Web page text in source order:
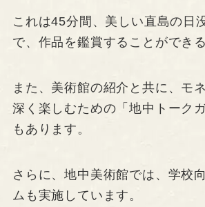
これは45分間、美しい直島の日
で、作品を鑑賞することができ
また、美術館の紹介と共に、モ
深く楽しむための「地中トーク
もあります。
さらに、地中美術館では、学校
ムも実施しています。